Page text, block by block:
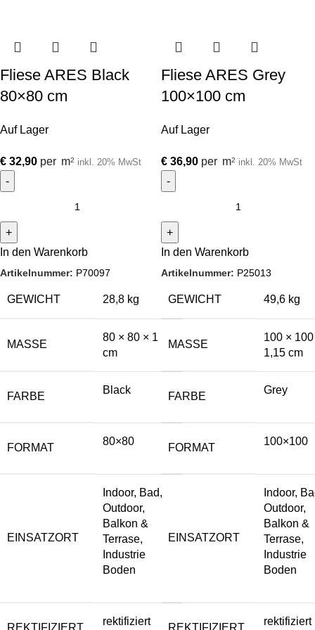
Fliese ARES Black
80×80 cm
Auf Lager
€ 32,90 per m2 inkl. 20% MwSt
In den Warenkorb
Artikelnummer: P70097
GEWICHT 28,8 kg
MASSE
80 × 80 × 1
cm
FARBE
Black
FORMAT
80×80
EINSATZORT
Indoor, Bad,
Outdoor,
Balkon &
Terrase,
Industrie
Boden
rektifiziert
Fliese ARES Grey
100×100 cm
Auf Lager
€ 36,90 per m2 inkl. 20% MwSt
In den Warenkorb
Artikelnummer: P25013
GEWICHT 49,6 kg
MASSE
100 ×
1,15 cm
FARBE
Grey
FORMAT
100×100
EINSATZORT
Indoor,
Outdoor,
Balkon &
Terrase,
Industrie
Boden
rektifiziert